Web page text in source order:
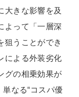
大きな影響を及
よって「一層深
狙うことができ
による外装劣化
グの相乗効果が
なる“コスパ優